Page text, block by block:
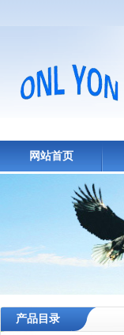
网站首页
产品目录